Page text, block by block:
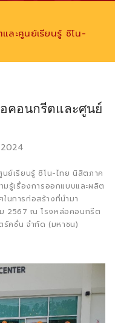
ละศูนย์เรียนรู้ ซิโน-
คอนกรีตและศูนย์
ย์เรียนรู้ ซิโน-ไทย นิสิตภาค
มรู้เรื่องการออกแบบและผลิต
นการก่อสร้างที่นำมา
ม 2567 ณ โรงหล่อคอนกรีต
คชั่น จำกัด (มหาชน)